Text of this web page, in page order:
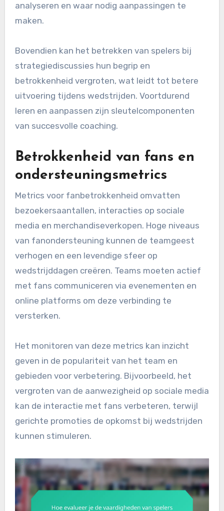
analyseren en waar nodig aanpassingen te
maken.
Bovendien kan het betrekken van spelers bij
strategiediscussies hun begrip en
betrokkenheid vergroten, wat leidt tot betere
uitvoering tijdens wedstrijden. Voortdurend
leren en aanpassen zijn sleutelcomponenten
van succesvolle coaching.
Betrokkenheid van fans en
ondersteuningsmetrics
Metrics voor fanbetrokkenheid omvatten
bezoekersaantallen, interacties op sociale
media en merchandiseverkopen. Hoge niveaus
van fanondersteuning kunnen de teamgeest
verhogen en een levendige sfeer op
wedstrijddagen creëren. Teams moeten actief
met fans communiceren via evenementen en
online platforms om deze verbinding te
versterken.
Het monitoren van deze metrics kan inzicht
geven in de populariteit van het team en
gebieden voor verbetering. Bijvoorbeeld, het
vergroten van de aanwezigheid op sociale media
kan de interactie met fans verbeteren, terwijl
gerichte promoties de opkomst bij wedstrijden
kunnen stimuleren.